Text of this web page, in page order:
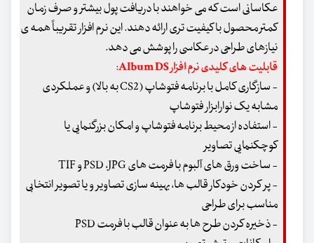
عکاسانی است که می خواهند با دریافت پول بیشتر و صرف زمان
کمتر محصول با کیفیت تری ارائه دهند. این نرم افزار تقریباً همه ی
نیازهای طراحی در عکاسی را پوشش می دهد.
قابلیت های کلیدی نرم افزار Album DS:
- سازگاری کامل با برنامه فتوشاپ (CS2 به بالا) و عملکردی
مشابه یک نوارابزار فتوشاپ
- استفاده از محیط برنامه فتوشاپ و امکان بزرگنمایی یا
کوچکنمایی تصاویر
- ساخت ورق های آلبوم با فرمت های PSD ،JPG و TIF
- پر کردن خودکار قالب ها، بهینه سازی تصاویر و یا تصویر انتخابی
مناسب برای طراحی
- ذخیره کردن طرح ها به عنوان قالب با فرمت PSD